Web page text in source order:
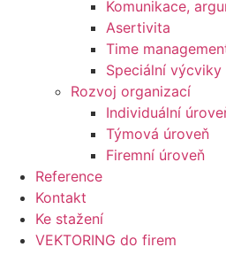
Komunikace,
Asertivita
Time
Speciální výcviky
Rozvoj organizací
Individuální
Týmová úroveň
Firemní úroveň
Reference
Kontakt
Ke stažení
VEKTORING do firem